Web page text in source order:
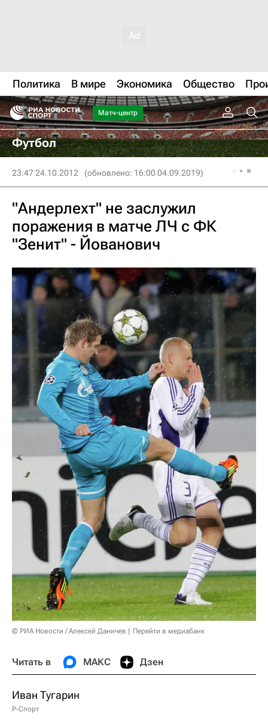
Политика В мире Экономика Общество
Матч-центр
Футбол
23:47 24.10.2012 (обновлено: 16:00 04.09.2019)
"Андерлехт" не заслужил
поражения в матче ЛЧ с ФК
"Зенит" - Йованович
© РИА Новости / Алексей Даничев Перейти в медиабанк
Читать в МАКС Дзен
Иван Тугарин
Р-Спорт